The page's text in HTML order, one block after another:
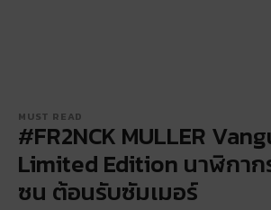
MUST READ
#FR2NCK MULLER
Limited Edition นาฬิกาก
ซน ต้อนรับซัมเมอร์